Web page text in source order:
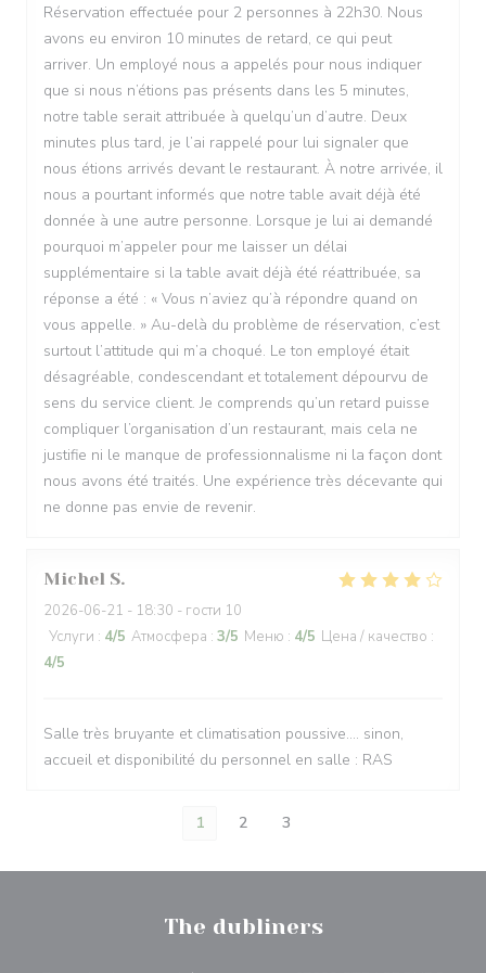
Réservation effectuée pour 2 personnes à 22h30. Nous
avons eu environ 10 minutes de retard, ce qui peut
arriver. Un employé nous a appelés pour nous indiquer
que si nous n’étions pas présents dans les 5 minutes,
notre table serait attribuée à quelqu’un d’autre. Deux
minutes plus tard, je l’ai rappelé pour lui signaler que
nous étions arrivés devant le restaurant. À notre arrivée, il
nous a pourtant informés que notre table avait déjà été
donnée à une autre personne. Lorsque je lui ai demandé
pourquoi m’appeler pour me laisser un délai
supplémentaire si la table avait déjà été réattribuée, sa
réponse a été : « Vous n’aviez qu’à répondre quand on
vous appelle. » Au-delà du problème de réservation, c’est
surtout l’attitude qui m’a choqué. Le ton employé était
désagréable, condescendant et totalement dépourvu de
sens du service client. Je comprends qu’un retard puisse
compliquer l’organisation d’un restaurant, mais cela ne
justifie ni le manque de professionnalisme ni la façon dont
nous avons été traités. Une expérience très décevante qui
ne donne pas envie de revenir.
Michel S
2026-06-21 - 18:30 - гости 10
Услуги : 4/5 Атмосфера : 3/5 Меню : 4/5 Цена / качество :
4/5
Salle très bruyante et climatisation poussive.... sinon,
accueil et disponibilité du personnel en salle : RAS
1 2 3
The dubliners